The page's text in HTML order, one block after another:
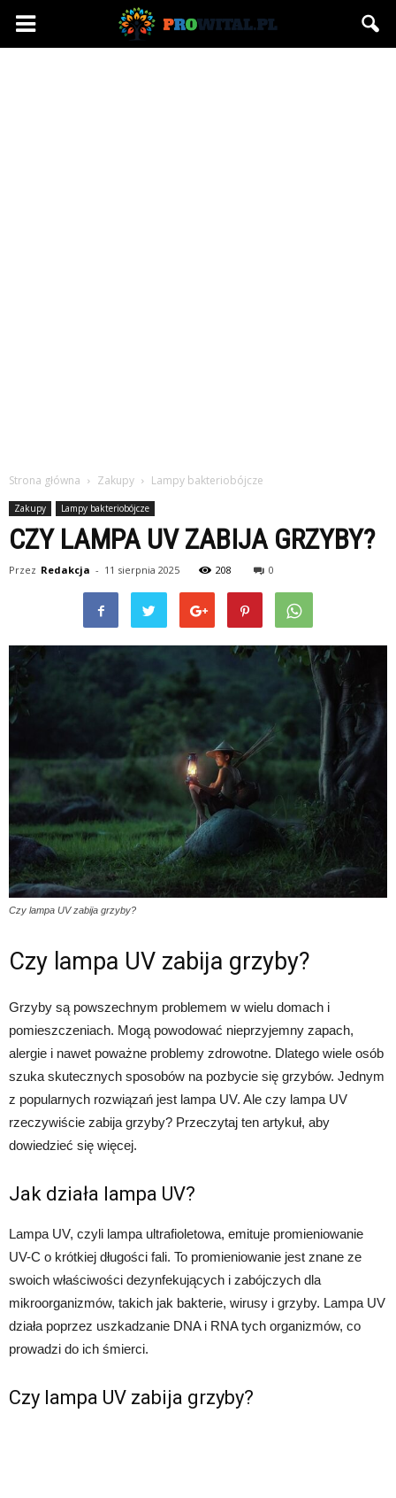
Prowital.pl
Strona główna Zakupy Lampy bakteriobójcze
Zakupy Lampy bakteriobójcze
CZY LAMPA UV ZABIJA GRZYBY?
Przez Redakcja - 11 sierpnia 2025 208 0
Czy lampa UV zabija grzyby?
Czy lampa UV zabija grzyby?
Grzyby są powszechnym problemem w wielu domach i
pomieszczeniach. Mogą powodować nieprzyjemny zapach,
alergie i nawet poważne problemy zdrowotne. Dlatego wiele osób
szuka skutecznych sposobów na pozbycie się grzybów. Jednym
z popularnych rozwiązań jest lampa UV. Ale czy lampa UV
rzeczywiście zabija grzyby? Przeczytaj ten artykuł, aby
dowiedzieć się więcej.
Jak działa lampa UV?
Lampa UV, czyli lampa ultrafioletowa, emituje promieniowanie
UV-C o krótkiej długości fali. To promieniowanie jest znane ze
swoich właściwości dezynfekujących i zabójczych dla
mikroorganizmów, takich jak bakterie, wirusy i grzyby. Lampa UV
działa poprzez uszkadzanie DNA i RNA tych organizmów, co
prowadzi do ich śmierci.
Czy lampa UV zabija grzyby?